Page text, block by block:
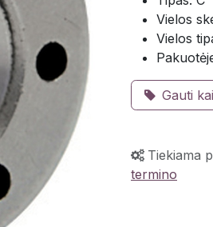
Vielos
Vielos
Gauti
Tiekiama
termino